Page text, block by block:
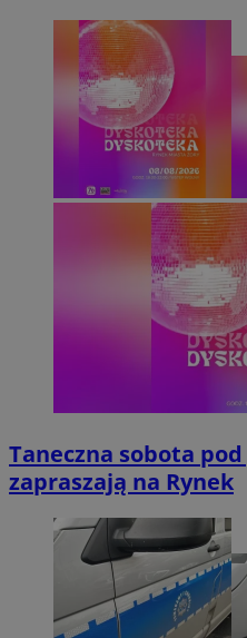
Taneczna sobota
zapraszają na Rynek